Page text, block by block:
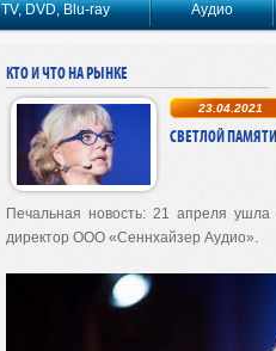
КТО И ЧТО НА РЫНКЕ
23.04.2021
СВЕТЛОЙ
Печальная новость: 21 апреля ушла
директор ООО «Сеннхайзер Аудио».
TV, DVD, Blu-ray Аудио